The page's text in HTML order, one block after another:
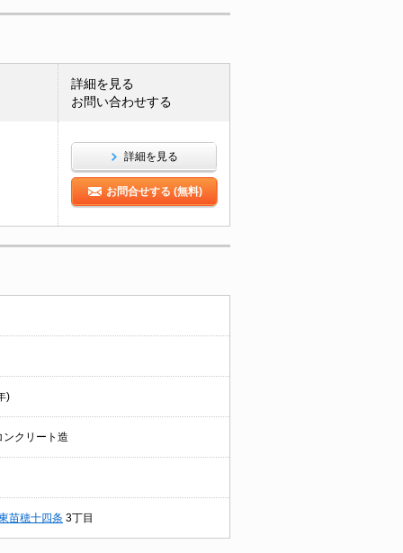
詳細を見る
お問い合わせする
詳細を見る
お問合せする (無料)
)
ンクリート造
苗穂十四条 3丁目